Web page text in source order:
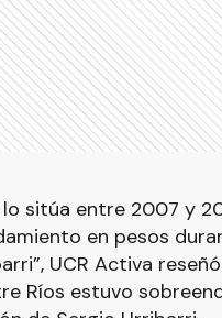
sitúa entre 2007 y
en pesos
UCR Activa
Ríos estuvo